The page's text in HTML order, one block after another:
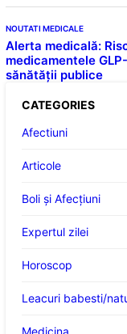
NOUTATI MEDICALE
Alerta medicală:
medicamentele
sănătății publice
CATEGORIES
Afectiuni
Articole
Boli și Afecțiuni
Expertul zilei
Horoscop
Leacuri babesti/